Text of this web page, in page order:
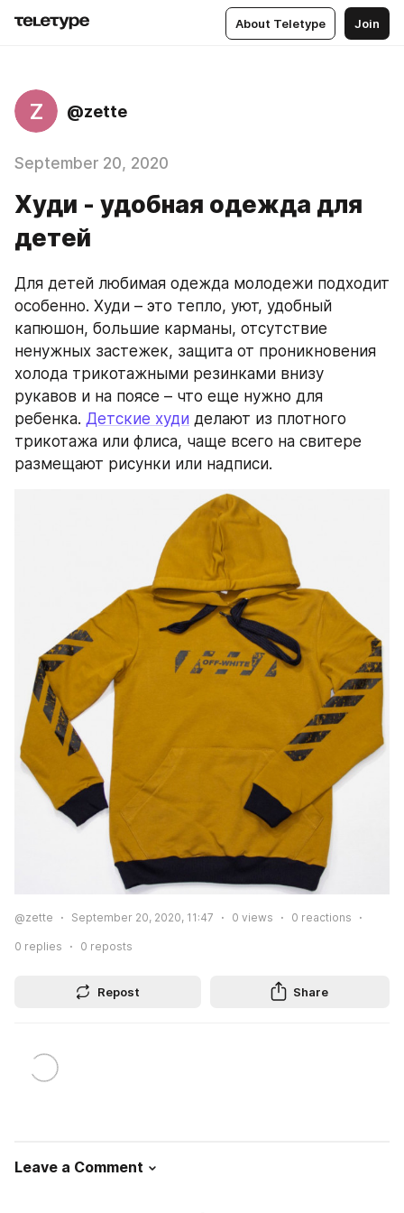
About Teletype Join
Z @zette
September 20, 2020
Худи - удобная одежда для
детей
Для детей любимая одежда молодежи подходит
особенно. Худи – это тепло, уют, удобный
капюшон, большие карманы, отсутствие
ненужных застежек, защита от проникновения
холода трикотажными резинками внизу
рукавов и на поясе – что еще нужно для
ребенка. Детские худи делают из плотного
трикотажа или флиса, чаще всего на свитере
размещают рисунки или надписи.
@zette September 20, 2020, 11:47 0 views 0 reactions
0 replies 0 reposts
Repost Share
Leave a Comment